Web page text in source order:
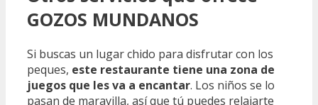
GOZOS MUNDANOS
Si buscas un lugar chido para disfrutar con los
peques, este restaurante tiene una zona de
juegos que les va a encantar. Los niños se lo
pasan de maravilla, así que tú puedes relajarte